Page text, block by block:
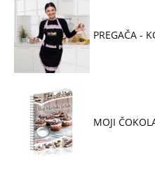
PREGAČA -
MOJI